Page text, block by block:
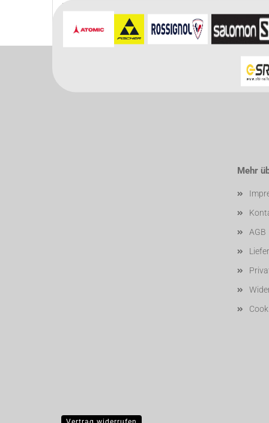
Passwort vergessen?
Mehr
AGB